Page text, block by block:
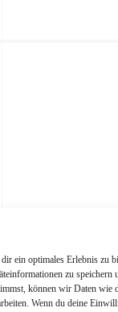
ein optimales Erlebnis zu
zu speichern
können wir Daten wie
Wenn du deine